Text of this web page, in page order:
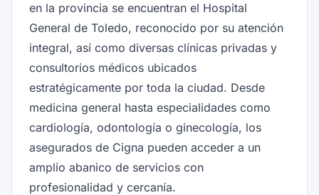
en la provincia se encuentran el Hospital
General de Toledo, reconocido por su atención
integral, así como diversas clínicas privadas y
consultorios médicos ubicados
estratégicamente por toda la ciudad. Desde
medicina general hasta especialidades como
cardiología, odontología o ginecología, los
asegurados de Cigna pueden acceder a un
amplio abanico de servicios con
profesionalidad y cercanía.